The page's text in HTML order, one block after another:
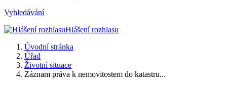
Vyhledávání
Hlášení rozhlasu
Úvodní stránka
Úřad
Životní situace
Záznam práva k nemovitostem do katastru...